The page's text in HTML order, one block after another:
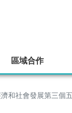
區域合作
濟和社會發展第三個